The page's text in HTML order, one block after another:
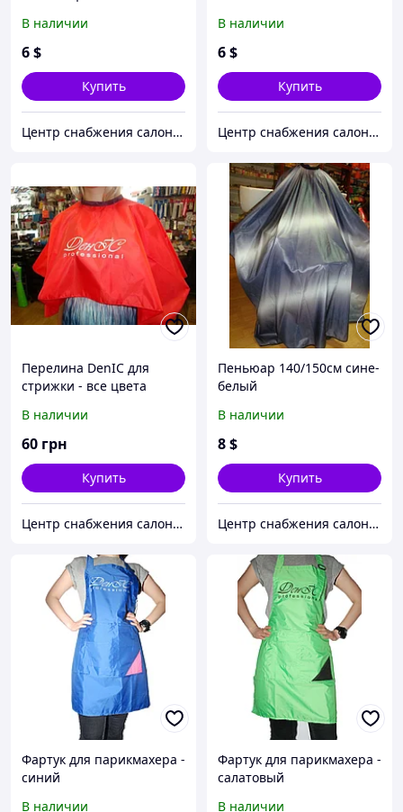
В наличии
6$
Купить
Центр снабжения салонов красоты DenIC
В наличии
6$
Купить
Центр снабжения салонов красоты DenIC
Перелина DenIC для
стрижки - все цвета
В наличии
60 грн
Купить
Центр снабжения салонов красоты DenIC
Пеньюар 140/150см сине-
белый
В наличии
8$
Купить
Центр снабжения салонов красоты DenIC
Фартук для парикмахера -
синий
В наличии
Фартук для парикмахера -
салатовый
В наличии